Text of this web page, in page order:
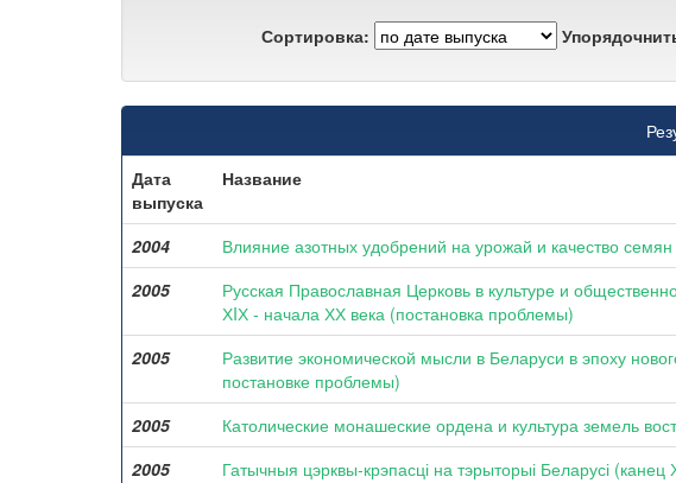
Сортировка:
Дата
выпуска
Название
2004 Влияние азотных удобрений на урожай и качество
2005
Русская Православная Церковь в культуре и
ХIХ - начала ХХ века (постановка проблемы)
2005
Развитие экономической мысли в Беларуси в эпоху
постановке проблемы)
2005 Католические монашеские ордена и культура земель
2005
Гатычныя цэрквы-крэпасці на тэрыторыі Беларусі (канец